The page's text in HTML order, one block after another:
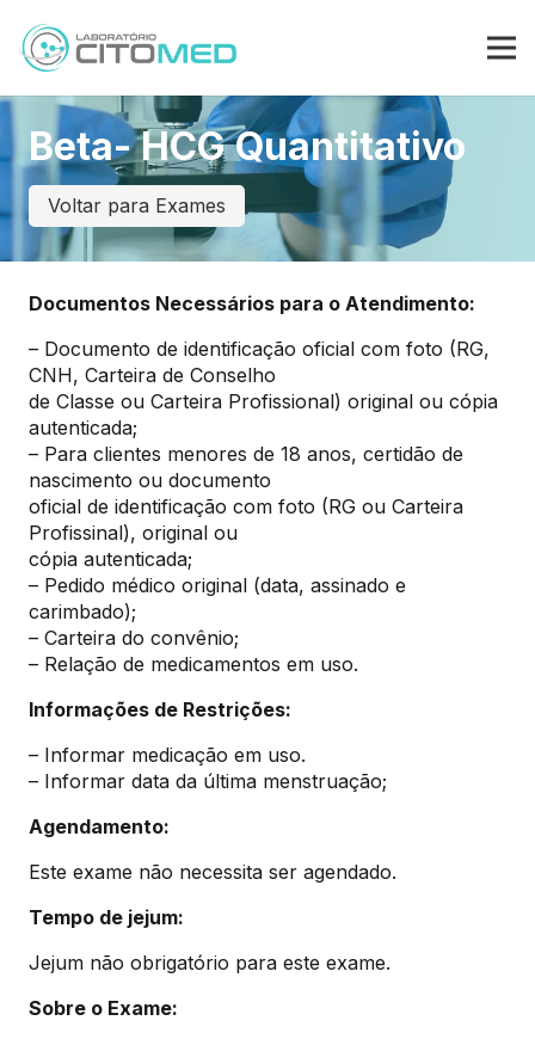
Beta- HCG Quantitativo
Voltar para Exames
Documentos Necessários para o Atendimento:
– Documento de identificação oficial com foto (RG,
CNH, Carteira de Conselho
de Classe ou Carteira Profissional) original ou cópia
autenticada;
– Para clientes menores de 18 anos, certidão de
nascimento ou documento
oficial de identificação com foto (RG ou Carteira
Profissinal), original ou
cópia autenticada;
– Pedido médico original (data, assinado e
carimbado);
– Carteira do convênio;
– Relação de medicamentos em uso.
Informações de Restrições:
– Informar medicação em uso.
– Informar data da última menstruação;
Agendamento:
Este exame não necessita ser agendado.
Tempo de jejum:
Jejum não obrigatório para este exame.
Sobre o Exame: